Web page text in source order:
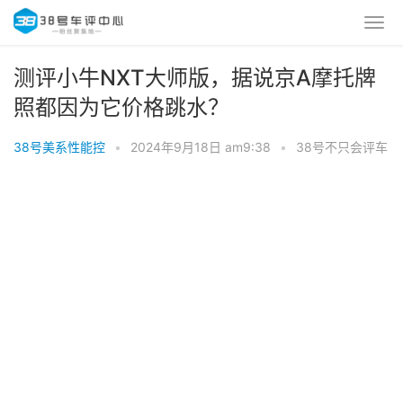
测评小牛NXT大师版，据说京A摩托牌
照都因为它价格跳水？
38号美系性能控 • 2024年9月18日 am9:38 • 38号不只会评车